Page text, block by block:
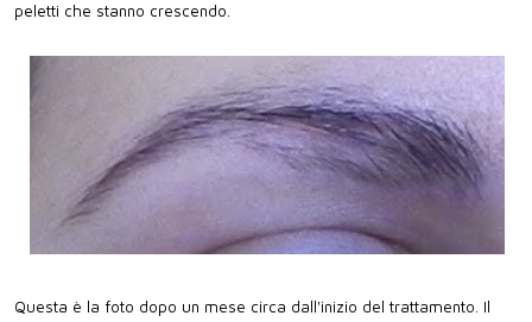
peletti che stanno crescendo.
Questa è la foto dopo un mese circa dall'inizio del trattamento. Il